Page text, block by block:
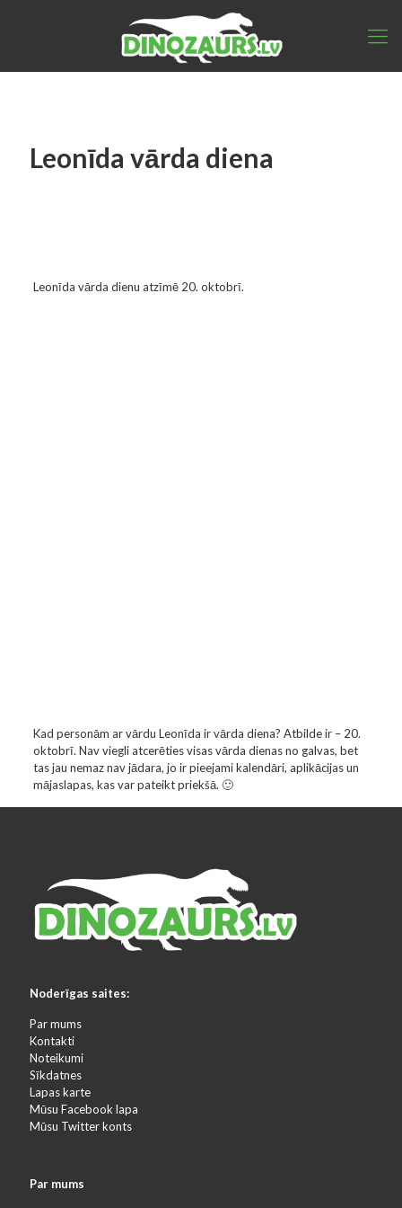
Leonīda vārda diena
Leonīda vārda dienu atzīmē 20. oktobrī.
Kad personām ar vārdu Leonīda ir vārda diena? Atbilde ir – 20.
oktobrī. Nav viegli atcerēties visas vārda dienas no galvas, bet
tas jau nemaz nav jādara, jo ir pieejami kalendāri, aplikācijas un
mājaslapas, kas var pateikt priekšā. 🙂
Noderīgas saites:
Par mums
Kontakti
Noteikumi
Sīkdatnes
Lapas karte
Mūsu Facebook lapa
Mūsu Twitter konts
Par mums